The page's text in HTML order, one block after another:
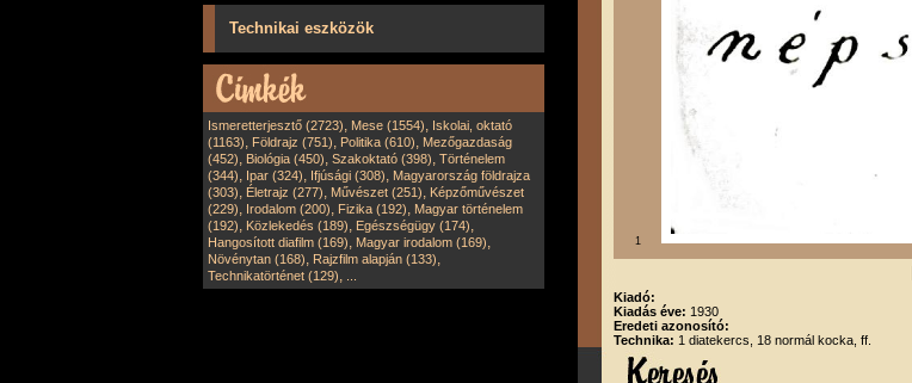
Technikai eszközök
Ismeretterjesztő (2723), Mese (1554), Iskolai, oktató
(1163), Földrajz (751), Politika (610), Mezőgazdaság
(452), Biológia (450), Szakoktató (398), Történelem
(344), Ipar (324), Ifjúsági (308), Magyarország földrajza
(303), Életrajz (277), Művészet (251), Képzőművészet
(229), Irodalom (200), Fizika (192), Magyar történelem
(192), Közlekedés (189), Egészségügy (174),
Hangosított diafilm (169), Magyar irodalom (169),
Növénytan (168), Rajzfilm alapján (133),
Technikatörténet (129),
1
Kiadó:
Kiadás éve: 1930
Eredeti azonosító:
Technika: 1 diatekercs, 18 normál kocka, ff.